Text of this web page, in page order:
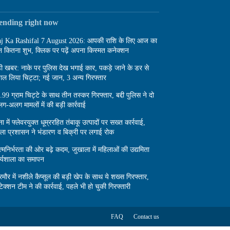
right now
Ka Rashifal 7 August 2026: आपकी राशि के लिए आज का
कितना शुभ, क्लिक पर पढ़ें अपना किस्मत कनेक्शन
खबर: नाके पर पुलिस देख भगाई कार, पकड़े जाने के डर से
लिया चिट्टा; गई जान, 3 अन्य गिरफ्तार
ग्राम चिट्टे के साथ तीन तस्कर गिरफ्तार, बद्दी पुलिस ने दो
अलग मामलों में की बड़ी कार्रवाई
में फ्लेवरयुक्त धूम्ररहित तंबाकू उत्पादों पर सख्त कार्रवाई,
प्रशासन ने भंडारण व बिक्री पर लगाई रोक
की ओर बढ़े कदम, जुखाला में महिलाओं की उद्यमिता
का समापन
में नशीले कैप्सूल की बड़ी खेप के साथ ये शख्स गिरफ्तार,
टीम ने की कार्रवाई, पहले भी हो चुकी गिरफ्तारी
FAQ Contact us